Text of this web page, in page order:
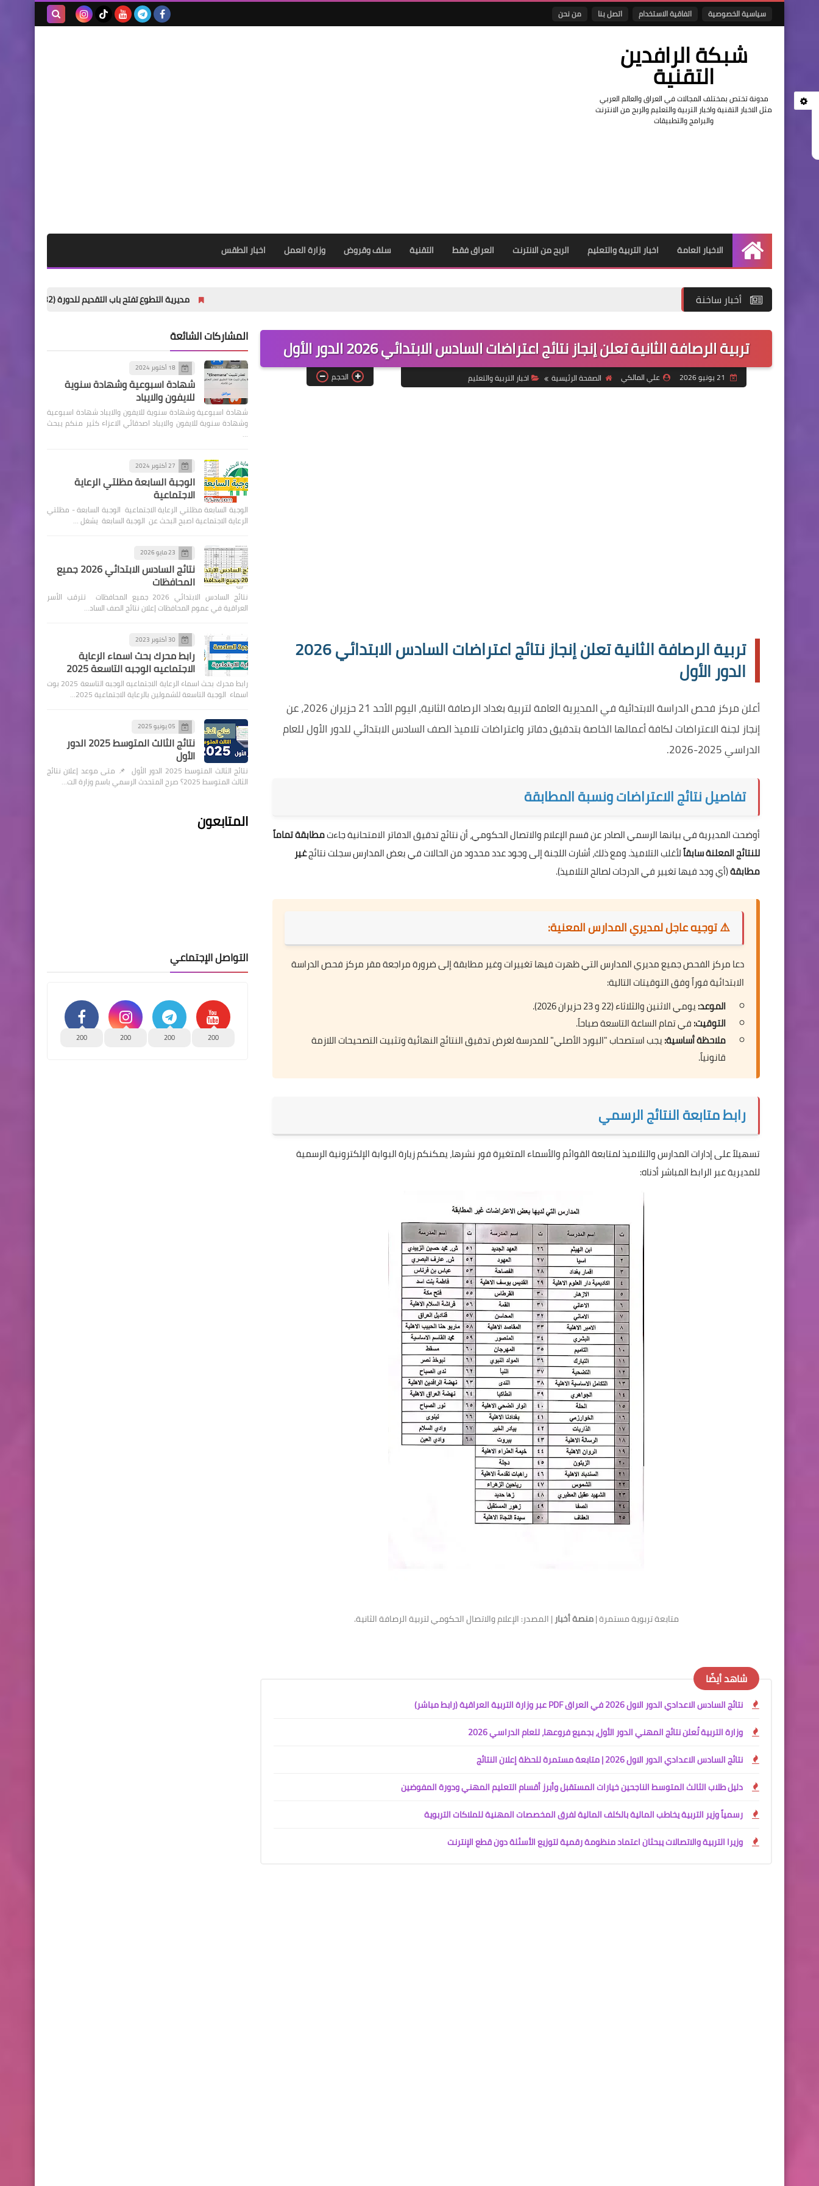
سياسية الخصوصية اتفاقية الاستخدام اتصل بنا من نحن
شبكة الرافدين
التقنية
مدونة تختص بمختلف المجالات في العراق والعالم العربي
مثل الاخبار التقنية واخبار التربية والتعليم والربح من الانترنت
والبرامج والتطبيقات
الرئيسية
الاخبار العامة اخبار التربية والتعليم الربح من الانترنت العراق فقط التقنية سلف وقروض وزارة العمل اخبار الطقس
أخبار ساخنة مديرية التطوع تفتح باب التقديم للدورة (32) للمعهد العالي للتطوير الأمني والإداري
تربية الرصافة الثانية تعلن إنجاز نتائج اعتراضات السادس الابتدائي 2026 الدور الأول
علي المالكي الصفحة الرئيسية اخبار التربية والتعليم الحجم
تربية الرصافة الثانية تعلن إنجاز نتائج اعتراضات السادس الابتدائي 2026
الدور الأول
أعلن مركز فحص الدراسة الابتدائية في المديرية العامة لتربية بغداد الرصافة الثانية، اليوم الأحد 21 حزيران 2026، عن
إنجاز لجنة الاعتراضات لكافة أعمالها الخاصة بتدقيق دفاتر واعتراضات تلاميذ الصف السادس الابتدائي للدور الأول للعام
الدراسي 2025-2026.
تفاصيل نتائج الاعتراضات ونسبة المطابقة
أوضحت المديرية في بيانها الرسمي الصادر عن قسم الإعلام والاتصال الحكومي، أن نتائج تدقيق الدفاتر الامتحانية جاءتمطابقة تماماً
للنتائج المعلنة سابقاًلأغلب التلاميذ. ومع ذلك، أشارت اللجنة إلى وجود عدد محدود من الحالات في بعض المدارس سجلت نتائجغير
مطابقة(أي وجد فيها تغيير في الدرجات لصالح التلاميذ).
⚠️ توجيه عاجل لمديري المدارس المعنية:
دعا مركز الفحص جميع مديري المدارس التي ظهرت فيها تغييرات وغير مطابقة إلى ضرورة مراجعة مقر مركز فحص الدراسة
الابتدائية فوراً وفق التوقيتات التالية:
الموعد:يومي الاثنين والثلاثاء (22 و 23 حزيران 2026).
التوقيت:في تمام الساعة التاسعة صباحاً.
ملاحظة أساسية:يجب استصحاب "البورد الأصلي" للمدرسة لغرض تدقيق النتائج النهائية وتثبيت التصحيحات اللازمة
قانونياً.
رابط متابعة النتائج الرسمي
تسهيلاً على إدارات المدارس والتلاميذ لمتابعة القوائم والأسماء المتغيرة فور نشرها، يمكنكم زيارة البوابة الإلكترونية الرسمية
للمديرية عبر الرابط المباشر أدناه:
متابعة تربوية مستمرة |منصة أخبار| المصدر: الإعلام والاتصال الحكومي لتربية الرصافة الثانية.
شاهد أيضًا
نتائج السادس الاعدادي الدور الاول 2026 في العراق PDF عبر وزارة التربية العراقية (رابط مباشر)
وزارة التربية تُعلن نتائج المهني الدور الأول، بجميع فروعها، للعام الدراسي 2026
نتائج السادس الاعدادي الدور الاول 2026 | متابعة مستمرة للحظة إعلان النتائج
دليل طلاب الثالث المتوسط الناجحين خيارات المستقبل وأبرز أقسام التعليم المهني ودورة المفوضين
رسمياً وزير التربية يخاطب المالية بالكلف المالية لفرق المخصصات المهنية للملاكات التربوية
وزيرا التربية والاتصالات يبحثان اعتماد منظومة رقمية لتوزيع الأسئلة دون قطع الإنترنت
المشاركات الشائعة
18 أكتوبر 2024
شهادة اسبوعية وشهادة سنوية
للايفون والايباد
شهادة اسبوعية وشهادة سنوية للايفون والايباد شهادة اسبوعية
وشهادة سنوية للايفون والايباد اصدقائي الاعزاء كثير منكم يبحث
…
27 أكتوبر 2024
الوجبة السابعة مظلتي الرعاية
الاجتماعية
الوجبة السابعة مظلتي الرعاية الاجتماعية الوجبة السابعة - مظلتي
الرعاية الاجتماعية اصبح البحث عن الوجبة السابعة يشغل …
23 مايو 2026
نتائج السادس الابتدائي 2026 جميع
المحافظات
نتائج السادس الابتدائي 2026 جميع المحافظات تترقب الأسر
العراقية في عموم المحافظات إعلان نتائج الصف الساد…
30 أكتوبر 2023
رابط محرك بحث اسماء الرعاية
الاجتماعيه الوجبه التاسعة 2025
رابط محرك بحث اسماء الرعاية الاجتماعيه الوجبه التاسعة 2025 بوت
اسماء الوجبة التاسعة للشمولين بالرعاية الاجتماعية 2025…
05 يونيو 2025
نتائج الثالث المتوسط 2025 الدور
الأول
نتائج الثالث المتوسط 2025 الدور الأول 📌 متى موعد إعلان نتائج
الثالث المتوسط 2025؟ صرح المتحدث الرسمي باسم وزارة الت…
المتابعون
التواصل الإجتماعي
200
200
200
200